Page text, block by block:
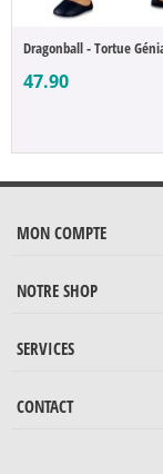
47.90
MON COMPTE
NOTRE SHOP
SERVICES
CONTACT